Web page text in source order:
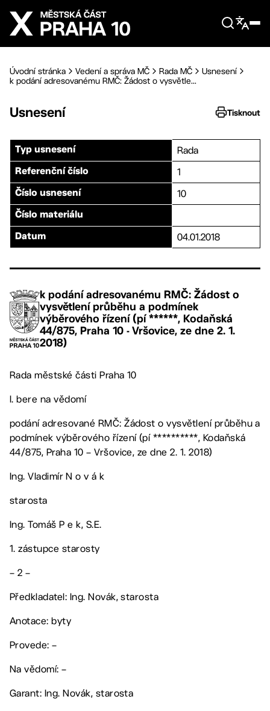
Přejít na hlavní obsah
Úvodní stránka Vedení a správa MČ Rada MČ
Usnesení
k podání adresovanému RMČ: Žádost o vysvětle...
Usnesení Tisknout
Typ usnesení Rada
Referenční číslo 1
Číslo usnesení 10
Číslo materiálu
Datum 04.01.2018
k podání adresovanému RMČ: Žádost o
vysvětlení průběhu a podmínek
výběrového řízení (pí ******, Kodaňská
44/875, Praha 10 - Vršovice, ze dne 2. 1.
2018)
Rada městské části Praha 10
I. bere na vědomí
podání adresované RMČ: Žádost o vysvětlení průběhu a
podmínek výběrového řízení (pí **********, Kodaňská
44/875, Praha 10 – Vršovice, ze dne 2. 1. 2018)
Ing. Vladimír N o v á k
starosta
Ing. Tomáš P e k, S.E.
1. zástupce starosty
– 2 –
Předkladatel: Ing. Novák, starosta
Anotace: byty
Provede: –
Na vědomí: –
Garant: Ing. Novák, starosta